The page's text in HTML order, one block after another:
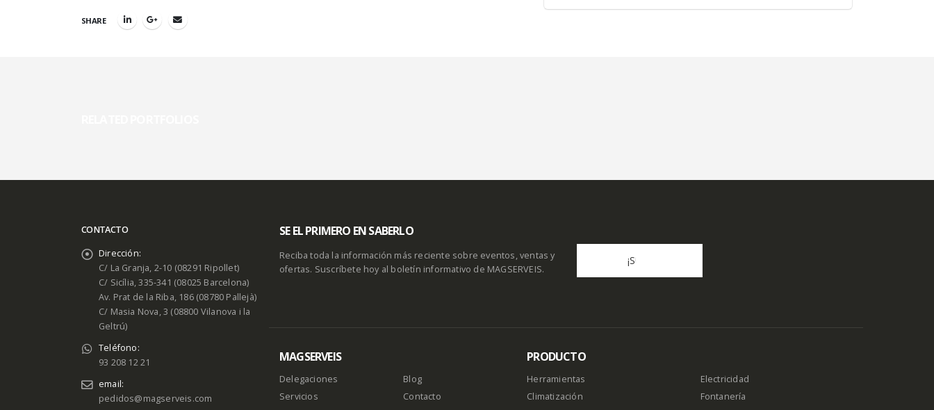
SHARE
CONTACTO
Dirección:
C/ La Granja, 2-10 (08291 Ripollet)
C/ Sicília, 335-341 (08025 Barcelona)
Av. Prat de la Riba, 186 (08780 Pallejà)
C/ Masia Nova, 3 (08800 Vilanova i la
Geltrú)
Teléfono:
93 208 12 21
email:
pedidos@magserveis.com
SE EL PRIMERO EN SABERLO
Reciba toda la información más reciente sobre eventos, ventas y
ofertas. Suscríbete hoy al boletín informativo de MAGSERVEIS.
MAGSERVEIS
Delegaciones
Servicios
Blog
Contacto
PRODUCTO
Herramientas
Climatización
Electricidad
Fontanería